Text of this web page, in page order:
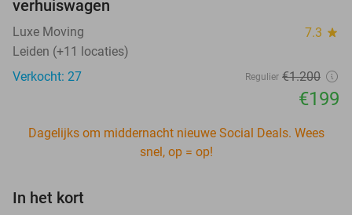
verhuiswagen
Luxe Moving 7.3 star
Leiden (+11 locaties)
Verkocht: 27
Regulier €1.200
€199
Dagelijks om middernacht nieuwe Social Deals. Wees
snel, op = op!
In het kort